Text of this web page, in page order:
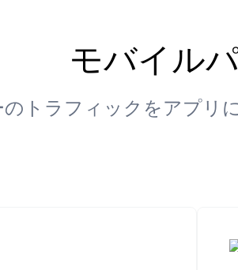
モバイル
トラフィックをアプリ